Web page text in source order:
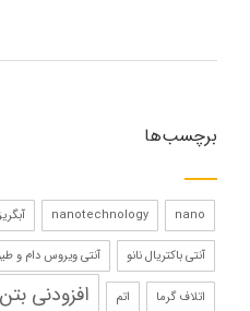
برچسب‌ها
nano
nanotechnology آبگریز
آنتی باکتریال نانو آنتی ویروس دام و
اتلاف گرما اتم افزودنی بتن